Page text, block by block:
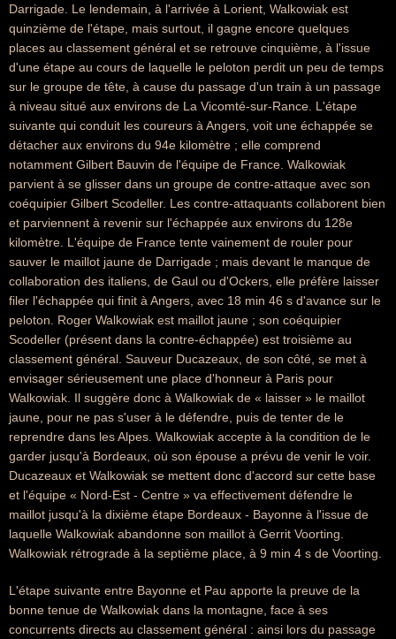
Darrigade. Le lendemain, à l'arrivée à Lorient, Walkowiak est
quinzième de l'étape, mais surtout, il gagne encore quelques
places au classement général et se retrouve cinquième, à l'issue
d'une étape au cours de laquelle le peloton perdit un peu de temps
sur le groupe de tête, à cause du passage d'un train à un passage
à niveau situé aux environs de La Vicomté-sur-Rance. L'étape
suivante qui conduit les coureurs à Angers, voit une échappée se
détacher aux environs du 94e kilomètre ; elle comprend
notamment Gilbert Bauvin de l'équipe de France. Walkowiak
parvient à se glisser dans un groupe de contre-attaque avec son
coéquipier Gilbert Scodeller. Les contre-attaquants collaborent bien
et parviennent à revenir sur l'échappée aux environs du 128e
kilomètre. L'équipe de France tente vainement de rouler pour
sauver le maillot jaune de Darrigade ; mais devant le manque de
collaboration des italiens, de Gaul ou d'Ockers, elle préfère laisser
filer l'échappée qui finit à Angers, avec 18 min 46 s d'avance sur le
peloton. Roger Walkowiak est maillot jaune ; son coéquipier
Scodeller (présent dans la contre-échappée) est troisième au
classement général. Sauveur Ducazeaux, de son côté, se met à
envisager sérieusement une place d'honneur à Paris pour
Walkowiak. Il suggère donc à Walkowiak de « laisser » le maillot
jaune, pour ne pas s'user à le défendre, puis de tenter de le
reprendre dans les Alpes. Walkowiak accepte à la condition de le
garder jusqu'à Bordeaux, où son épouse a prévu de venir le voir.
Ducazeaux et Walkowiak se mettent donc d'accord sur cette base
et l'équipe « Nord-Est - Centre » va effectivement défendre le
maillot jusqu'à la dixième étape Bordeaux - Bayonne à l'issue de
laquelle Walkowiak abandonne son maillot à Gerrit Voorting.
Walkowiak rétrograde à la septième place, à 9 min 4 s de Voorting.
L'étape suivante entre Bayonne et Pau apporte la preuve de la
bonne tenue de Walkowiak dans la montagne, face à ses
concurrents directs au classement général : ainsi lors du passage